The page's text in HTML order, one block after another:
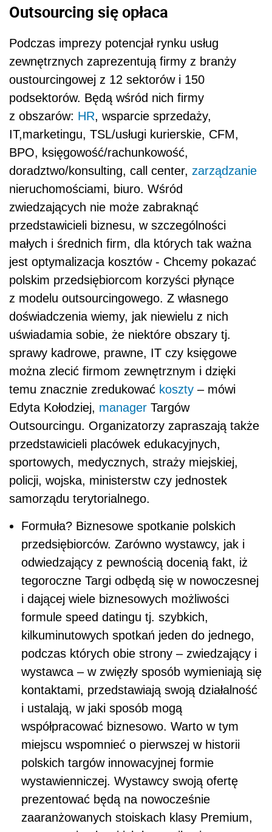
Outsourcing się opłaca
Podczas imprezy potencjał rynku usług
zewnętrznych zaprezentują firmy z branży
oustourcingowej z 12 sektorów i 150
podsektorów. Będą wśród nich firmy
z obszarów: HR, wsparcie sprzedaży,
IT,marketingu, TSL/usługi kurierskie, CFM,
BPO, księgowość/rachunkowość,
doradztwo/konsulting, call center, zarządzanie
nieruchomościami, biuro. Wśród
zwiedzających nie może zabraknąć
przedstawicieli biznesu, w szczególności
małych i średnich firm, dla których tak ważna
jest optymalizacja kosztów - Chcemy pokazać
polskim przedsiębiorcom korzyści płynące
z modelu outsourcingowego. Z własnego
doświadczenia wiemy, jak niewielu z nich
uświadamia sobie, że niektóre obszary tj.
sprawy kadrowe, prawne, IT czy księgowe
można zlecić firmom zewnętrznym i dzięki
temu znacznie zredukować koszty – mówi
Edyta Kołodziej, manager Targów
Outsourcingu. Organizatorzy zapraszają także
przedstawicieli placówek edukacyjnych,
sportowych, medycznych, straży miejskiej,
policji, wojska, ministerstw czy jednostek
samorządu terytorialnego.
Formuła? Biznesowe spotkanie polskich
przedsiębiorców. Zarówno wystawcy, jak i
odwiedzający z pewnością docenią fakt, iż
tegoroczne Targi odbędą się w nowoczesnej
i dającej wiele biznesowych możliwości
formule speed datingu tj. szybkich,
kilkuminutowych spotkań jeden do jednego,
podczas których obie strony – zwiedzający i
wystawca – w zwięzły sposób wymieniają się
kontaktami, przedstawiają swoją działalność
i ustalają, w jaki sposób mogą
współpracować biznesowo. Warto w tym
miejscu wspomnieć o pierwszej w historii
polskich targów innowacyjnej formie
wystawienniczej. Wystawcy swoją ofertę
prezentować będą na nowocześnie
zaaranżowanych stoiskach klasy Premium,